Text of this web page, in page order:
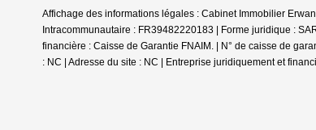
Affichage des informations légales : Cabinet Immobilier
Intracommunautaire : FR39482220183 | Forme juridique :
financière : Caisse de Garantie FNAIM. | N° de caisse de
: NC | Adresse du site : NC |
Entreprise juridiquement et